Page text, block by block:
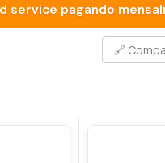
🔗
service pagando